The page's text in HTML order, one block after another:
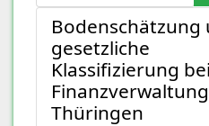
Bodenschätzung
gesetzliche
Klassifizierung
Thüringen